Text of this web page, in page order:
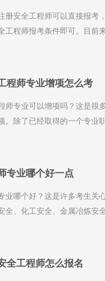
册安全工程师可以直接报考
工程师报考条件即可。目前
程师专业增项怎么考
师专业可以增项吗？这是很
。除了已经取得的一个专业
专业哪个好一点
业哪个好？这是许多考生关
全、化工安全、金属冶炼安
全工程师怎么报名